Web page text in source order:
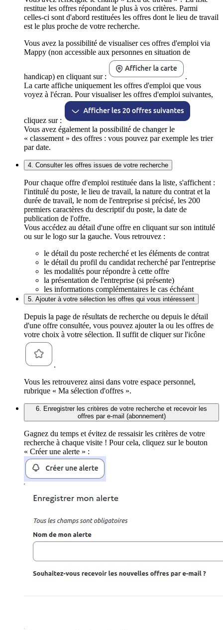
restitue les offres répondant le plus à vos critères. Parmi
celles-ci sont d'abord restituées les offres dont le lieu de travail
est le plus proche de votre recherche.
Vous avez la possibilité de visualiser ces offres d'emploi via
Mappy (non accessible aux personnes en situation de
handicap) en cliquant sur :
.
La carte affiche uniquement les offres d'emploi que vous
voyez à l'écran. Pour visualiser les offres d'emploi suivantes,
cliquez sur :
Vous avez également la possibilité de changer le
« classement » des offres : vous pouvez par exemple les trier
par date.
4. Consulter les offres issues de votre recherche
Pour chaque offre d'emploi restituée dans la liste, s'affichent :
l'intitulé du poste, le lieu de travail, la nature du contrat et la
durée de travail, le nom de l'entreprise si précisé, les 200
premiers caractères du descriptif du poste, la date de
publication de l'offre.
Vous accédez au détail d'une offre en cliquant sur son intitulé
ou sur le logo sur la gauche. Vous retrouvez :
le détail du poste recherché et les éléments de contrat
le détail du profil du candidat recherché par l'entreprise
les modalités pour répondre à cette offre
la présentation de l'entreprise (si présente)
les informations complémentaires le cas échéant
5. Ajouter à votre sélection les offres qui vous intéressent
Depuis la page de résultats de recherche ou depuis le détail
d'une offre consultée, vous pouvez ajouter la ou les offres de
votre choix à votre sélection. Il suffit de cliquer sur l'icône
.
Vous les retrouverez ainsi dans votre espace personnel,
rubrique « Ma sélection d'offres ».
6. Enregistrer les critères de votre recherche et recevoir les
offres par e-mail (abonnement)
Gagnez du temps et évitez de ressaisir les critères de votre
recherche à chaque visite ! Pour cela, cliquez sur le bouton
« Créer une alerte » :